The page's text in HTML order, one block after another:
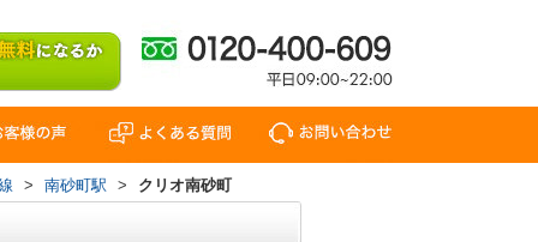
> 南砂町駅 > クリオ南砂町